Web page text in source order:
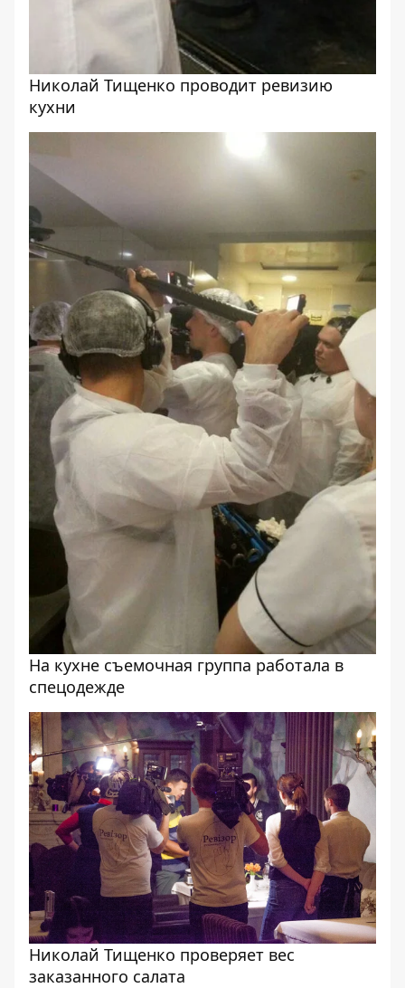
Николай Тищенко проводит ревизию
кухни
На кухне съемочная группа работала в
спецодежде
Николай Тищенко проверяет вес
заказанного салата